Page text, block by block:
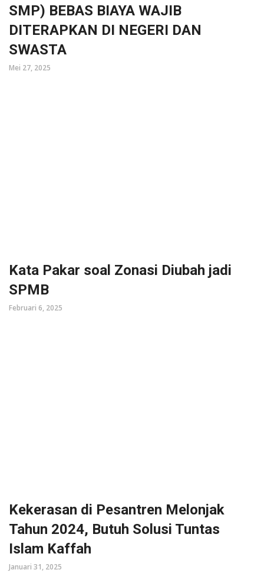
SMP) BEBAS BIAYA WAJIB
DITERAPKAN DI NEGERI DAN
SWASTA
Mei 27, 2025
Kata Pakar soal Zonasi Diubah jadi
SPMB
Februari 6, 2025
Kekerasan di Pesantren Melonjak
Tahun 2024, Butuh Solusi Tuntas
Islam Kaffah
Januari 31, 2025